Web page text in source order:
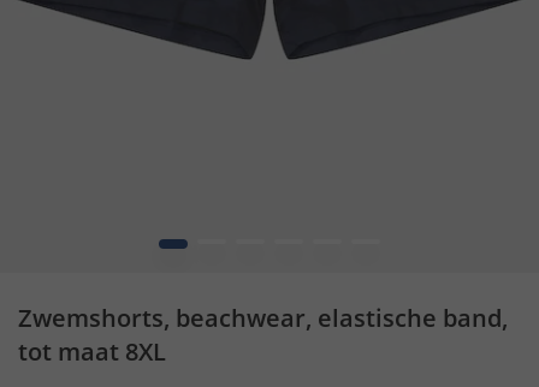
1
Zwemshorts, beachwear, elastische band,
tot maat 8XL